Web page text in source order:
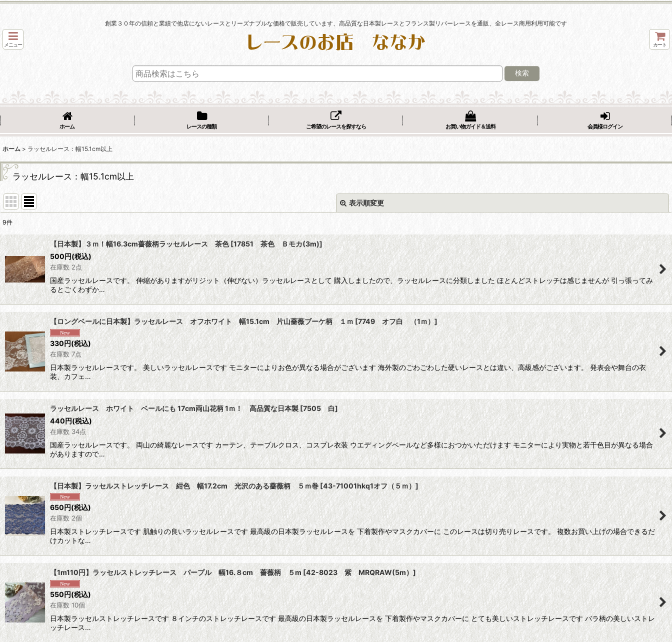
創業３０年の信頼と業績で他店にないレースとリーズナブルな価格で販売しています、高品質な日本製レースとフランス製リバーレースを通販、全レース商用利用可能です
メニュー カート
検索
ホーム レースの種類 ご希望のレースを探すなら お買い物ガイド＆送料 会員様ログイン
ホーム > ラッセルレース：幅15.1cm以上
ラッセルレース：幅15.1cm以上
表示順変更
在庫あり
並び順:
絞り込む
9件
【日本製】３ｍ！幅16.3cm薔薇柄ラッセルレース 茶色[17851 茶色 Ｂモカ(3m)]
500円(税込)
在庫数 2点
国産ラッセルレースです。 伸縮がありますがリジット（伸びない）ラッセルレースとして 購入しましたので、ラッセルレースに分類しました ほとんどストレッチは感じませんが 引っ張ってみ
るとごくわずか…
【ロングベールに日本製】ラッセルレース オフホワイト 幅15.1cm 片山薔薇ブーケ柄 １ｍ [7749 オフ白 （1ｍ）]
330円(税込)
在庫数 7点
日本製ラッセルレースです。 美しいラッセルレースです モニターによりお色が異なる場合がございます 海外製のごわごわした硬いレースとは違い、高級感がございます。 発表会や舞台の衣
装、カフェ…
ラッセルレース ホワイト ベールにも 17cm両山花柄 1ｍ！ 高品質な日本製 [7505 白]
440円(税込)
在庫数 34点
国産ラッセルレースです。 両山の綺麗なレースです カーテン、テーブルクロス、コスプレ衣装 ウエディングベールなど多様におつかいただけます モニターにより実物と若干色目が異なる場合
がありますので…
【日本製】ラッセルストレッチレース 紺色 幅17.2cm 光沢のある薔薇柄 ５ｍ巻[43-71001hkq1オフ（５ｍ）]
650円(税込)
在庫数 2個
日本製ストレッチレースです 肌触りの良いラッセルレースです 最高級の日本製ラッセルレースを 下着製作やマスクカバーに このレースは切り売りレースです。 複数お買い上げの場合できるだ
けカットな…
【1m110円】ラッセルストレッチレース パープル 幅16.８cm 薔薇柄 ５m [42-8023 紫 MRQRAW(5m）]
550円(税込)
在庫数 10個
日本製ラッセルストレッチレースです ８インチのストレッチレースです 最高級の日本製ラッセルレースを 下着製作やマスクカバーに とても美しいストレッチレースです バラ柄の美しいストレ
ッチレース…